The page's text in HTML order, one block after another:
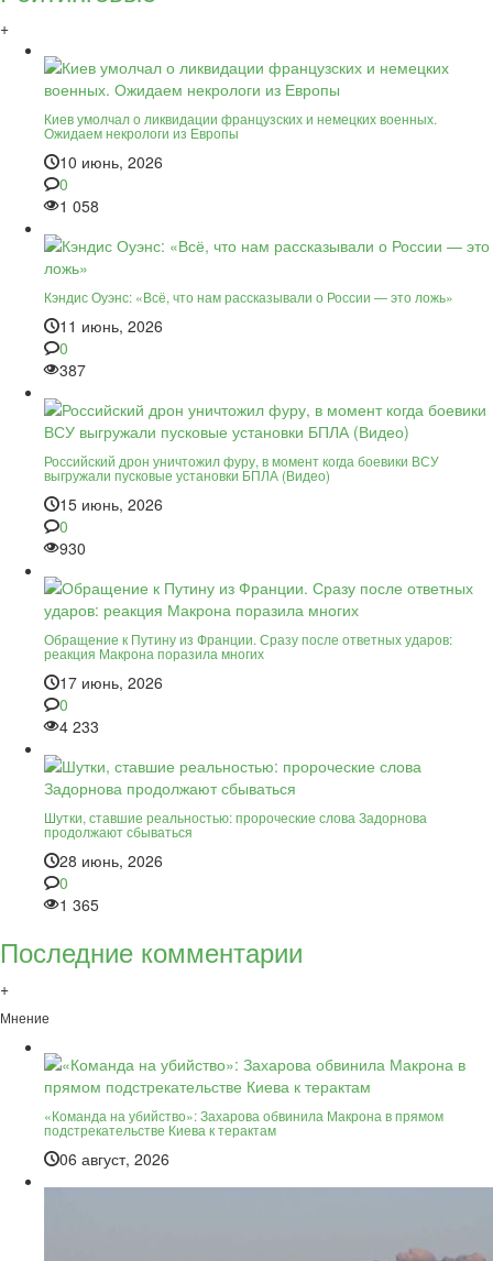
+
Киев умолчал о ликвидации французских и немецких военных.
Ожидаем некрологи из Европы
10 июнь, 2026
0
1 058
Кэндис Оуэнс: «Всё, что нам рассказывали о России — это ложь»
11 июнь, 2026
0
387
Российский дрон уничтожил фуру, в момент когда боевики ВСУ
выгружали пусковые установки БПЛА (Видео)
15 июнь, 2026
0
930
Обращение к Путину из Франции. Сразу после ответных ударов:
реакция Макрона поразила многих
17 июнь, 2026
0
4 233
Шутки, ставшие реальностью: пророческие слова Задорнова
продолжают сбываться
28 июнь, 2026
0
1 365
Последние комментарии
+
Мнение
«Команда на убийство»: Захарова обвинила Макрона в прямом
подстрекательстве Киева к терактам
06 август, 2026